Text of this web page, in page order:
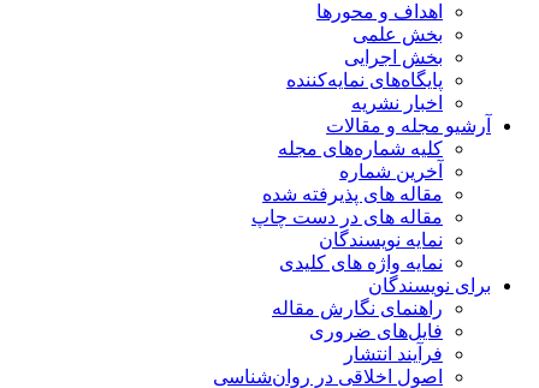
اهداف و محورها
بخش علمی
بخش اجرایی
‌پایگاه‌های نمایه‌کننده
اخبار نشریه
آرشیو مجله و مقالات
کلیه شماره‌های مجله
آخرین شماره
مقاله های پذیرفته شده
مقاله های در دست چاپ
نمایه نویسندگان
نمایه واژه های کلیدی
برای نویسندگان
راهنمای نگارش مقاله
فایل‌های ضروری
فرآیند انتشار
اصول اخلاقی در روان‌شناسی